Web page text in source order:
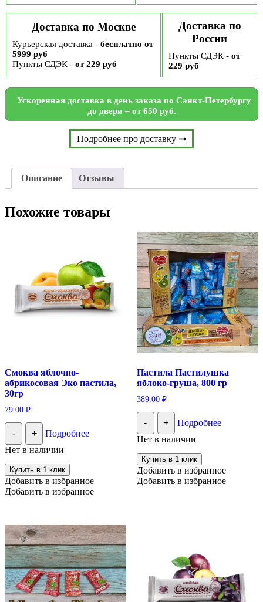
Доставка по Москве
Курьерская доставка - бесплатно от
5999 руб
Пункты СДЭК - от 229 руб
Доставка по
России
Пункты СДЭК - от
229 руб
Ускоренная доставка в день заказа по Санкт-Петербургу
до двери – от 650 руб.
Подробнее про доставку ➝
Описание Отзывы
Похожие товары
Смоква яблочно-
абрикосовая Эко пастила,
30гр
79.00 ₽
- +
Подробнее
Нет в наличии
Купить в 1 клик
Добавить в избранное
Добавить в избранное
Пастила Пастилушка
яблоко-груша, 800 гр
389.00 ₽
- +
Подробнее
Нет в наличии
Купить в 1 клик
Добавить в избранное
Добавить в избранное